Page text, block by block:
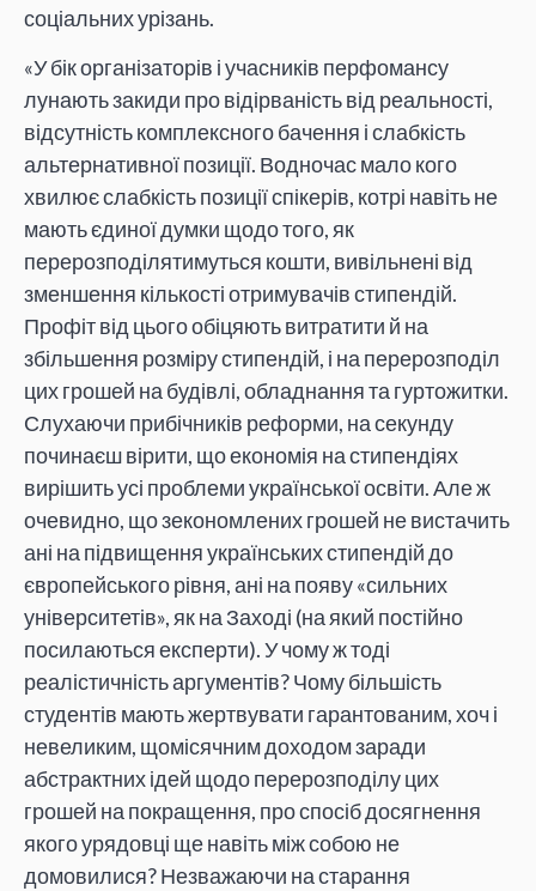
соціальних урізань.
«У бік організаторів і учасників перфомансу
лунають закиди про відірваність від реальності,
відсутність комплексного бачення і слабкість
альтернативної позиції. Водночас мало кого
хвилює слабкість позиції спікерів, котрі навіть не
мають єдиної думки щодо того, як
перерозподілятимуться кошти, вивільнені від
зменшення кількості отримувачів стипендій.
Профіт від цього обіцяють витратити й на
збільшення розміру стипендій, і на перерозподіл
цих грошей на будівлі, обладнання та гуртожитки.
Слухаючи прибічників реформи, на секунду
починаєш вірити, що економія на стипендіях
вирішить усі проблеми української освіти. Але ж
очевидно, що зекономлених грошей не вистачить
ані на підвищення українських стипендій до
європейського рівня, ані на появу «сильних
університетів», як на Заході (на який постійно
посилаються експерти). У чому ж тоді
реалістичність аргументів? Чому більшість
студентів мають жертвувати гарантованим, хоч і
невеликим, щомісячним доходом заради
абстрактних ідей щодо перерозподілу цих
грошей на покращення, про спосіб досягнення
якого урядовці ще навіть між собою не
домовилися? Незважаючи на старання